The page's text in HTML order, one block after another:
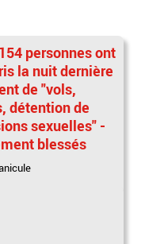
personnes ont
la nuit dernière
de "vols,
détention de
sexuelles" -
blessés